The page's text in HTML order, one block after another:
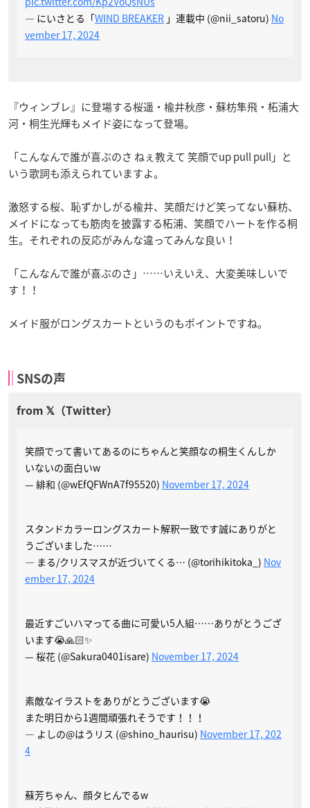
— にいさとる「WIND BREAKER 」連載中 (@nii_satoru) No
vember 17, 2024
『ウィンブレ』に登場する桜遥・楡井秋彦・蘇枋隼飛・柘浦大
河・桐生光輝もメイド姿になって登場。
「こんなんで誰が喜ぶのさ ねぇ教えて 笑顔でup pull pull」と
いう歌詞も添えられていますよ。
激怒する桜、恥ずかしがる楡井、笑顔だけど笑ってない蘇枋、
メイドになっても筋肉を披露する柘浦、笑顔でハートを作る桐
生。それぞれの反応がみんな違ってみんな良い！
「こんなんで誰が喜ぶのさ」……いえいえ、大変美味しいで
す！！
メイド服がロングスカートというのもポイントですね。
SNSの声
笑顔でって書いてあるのにちゃんと笑顔なの桐生くんしか
いないの面白いw
— 緋和 (@wEfQFWnA7f95520) November 17, 2024
スタンドカラーロングスカート解釈一致です誠にありがと
うございました……
— まる/クリスマスが近づいてくる… (@torihikitoka_) Nov
ember 17, 2024
最近すごいハマってる曲に可愛い5人組……ありがとうござ
います😭🙏🏻✨
— 桜花 (@Sakura0401isare) November 17, 2024
素敵なイラストをありがとうございます😭
また明日から1週間頑張れそうです！！！
— よしの@はうリス (@shino_haurisu) November 17, 202
4
蘇芳ちゃん、顔タヒんでるw